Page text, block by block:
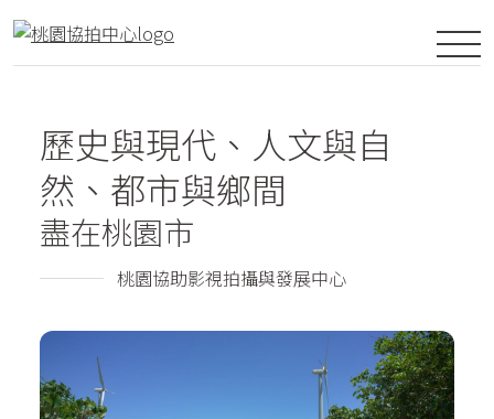
歷史與現代、人文與自
然、都市與鄉間
盡在桃園市
桃園協助影視拍攝與發展中心